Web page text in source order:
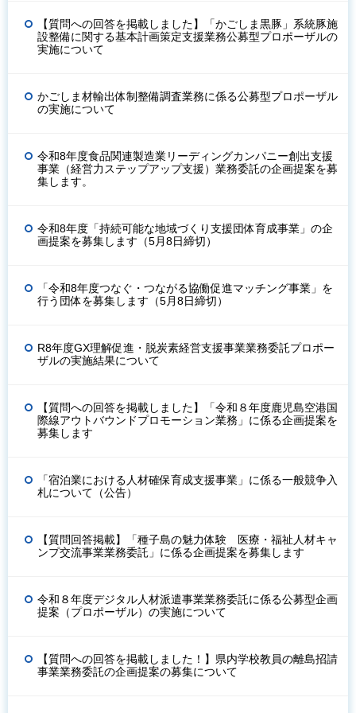
【質問への回答を掲載しました】「かごしま黒豚」系統豚施
設整備に関する基本計画策定支援業務公募型プロポーザルの
実施について
かごしま材輸出体制整備調査業務に係る公募型プロポーザル
の実施について
令和8年度食品関連製造業リーディングカンパニー創出支援
事業（経営力ステップアップ支援）業務委託の企画提案を募
集します。
令和8年度「持続可能な地域づくり支援団体育成事業」の企
画提案を募集します（5月8日締切）
「令和8年度つなぐ・つながる協働促進マッチング事業」を
行う団体を募集します（5月8日締切）
R8年度GX理解促進・脱炭素経営支援事業業務委託プロポー
ザルの実施結果について
【質問への回答を掲載しました】「令和８年度鹿児島空港国
際線アウトバウンドプロモーション業務」に係る企画提案を
募集します
「宿泊業における人材確保育成支援事業」に係る一般競争入
札について（公告）
【質問回答掲載】「種子島の魅力体験 医療・福祉人材キャ
ンプ交流事業業務委託」に係る企画提案を募集します
令和８年度デジタル人材派遣事業業務委託に係る公募型企画
提案（プロポーザル）の実施について
【質問への回答を掲載しました！】県内学校教員の離島招請
事業業務委託の企画提案の募集について